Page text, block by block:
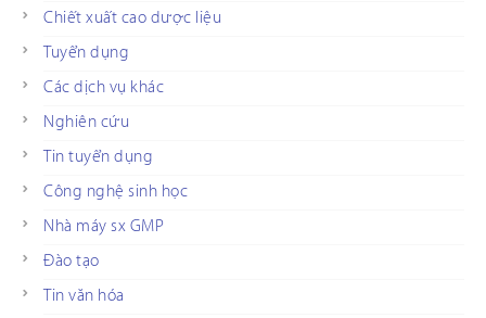
Chiết xuất cao dược liệu
Tuyển dụng
Các dịch vụ khác
Nghiên cứu
Tin tuyển dụng
Công nghệ sinh học
Nhà máy sx GMP
Đào tạo
Tin văn hóa